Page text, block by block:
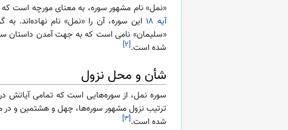
«نمل» نام مشهور سوره، به معنای مورچه است
آیه ۱۸
این سوره، آن را «نمل» نام نهاده‌اند.
«سلیمان» نامی است که به جهت آمدن داستان
شده است.[۲]
شأن و محل نزول
سوره نمل، از سوره‌هایی است که تمامی
ترتیب نزول مشهور سوره‌ها، چهل و هشتمین و
شده است.[۳]